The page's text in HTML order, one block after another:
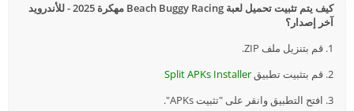
كيف يتم تثبيت تحميل لعبة Beach Buggy Racing مهكرة 2025 - للأندرويد
آخر إصدار؟
1. قم بتنزيل ملف ZIP.
2. قم بتثبيت تطبيق
Split APKs Installer
3. افتح التطبيق وانقر على "تثبيت APKs".